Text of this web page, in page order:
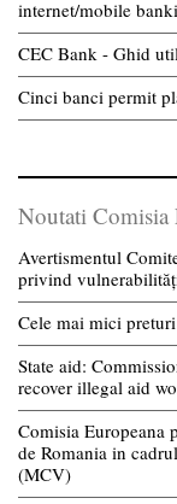
internet/mobile
CEC Bank - Ghid
Cinci banci permit
Noutati Comisia
Avertismentul
privind
Cele mai mici
State aid:
recover illegal aid
Comisia Europeana
de Romania in
(MCV)